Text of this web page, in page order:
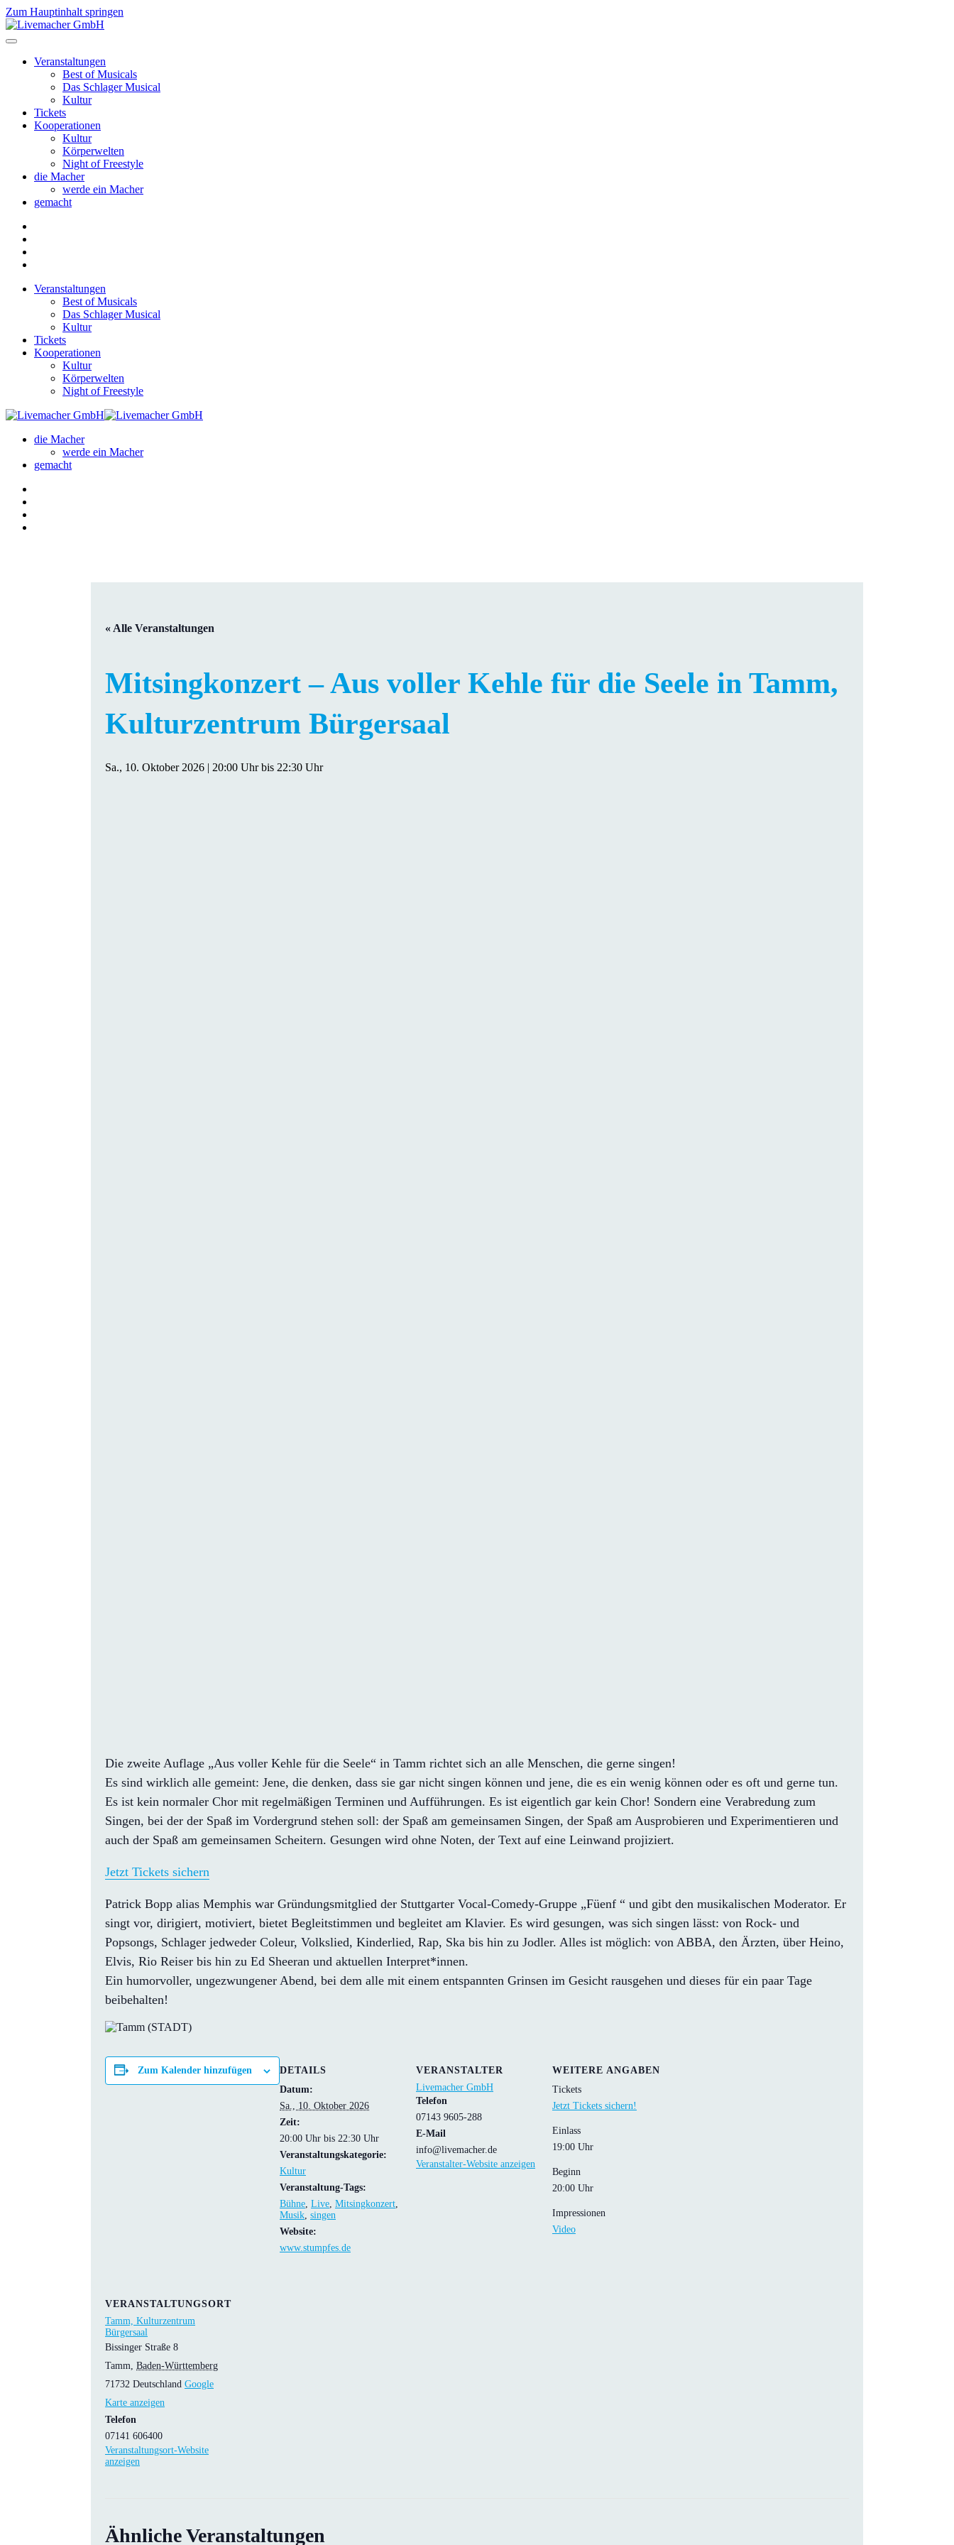
Zum Hauptinhalt springen
Veranstaltungen
Best of Musicals
Das Schlager Musical
Kultur
Tickets
Kooperationen
Kultur
Körperwelten
Night of Freestyle
die Macher
werde ein Macher
gemacht
Veranstaltungen
Best of Musicals
Das Schlager Musical
Kultur
Tickets
Kooperationen
Kultur
Körperwelten
Night of Freestyle
die Macher
werde ein Macher
gemacht
« Alle Veranstaltungen
Mitsingkonzert – Aus voller Kehle für die Seele in Tamm,
Kulturzentrum Bürgersaal
Sa., 10. Oktober 2026 | 20:00 Uhrbis 22:30 Uhr
Die zweite Auflage „Aus voller Kehle für die Seele“ in Tamm richtet sich an alle Menschen, die gerne singen!
Es sind wirklich alle gemeint: Jene, die denken, dass sie gar nicht singen können und jene, die es ein wenig können oder es oft und gerne tun.
Es ist kein normaler Chor mit regelmäßigen Terminen und Aufführungen. Es ist eigentlich gar kein Chor! Sondern eine Verabredung zum
Singen, bei der der Spaß im Vordergrund stehen soll: der Spaß am gemeinsamen Singen, der Spaß am Ausprobieren und Experimentieren und
auch der Spaß am gemeinsamen Scheitern. Gesungen wird ohne Noten, der Text auf eine Leinwand projiziert.
Jetzt Tickets sichern
Patrick Bopp alias Memphis war Gründungsmitglied der Stuttgarter Vocal-Comedy-Gruppe „Füenf “ und gibt den musikalischen Moderator. Er
singt vor, dirigiert, motiviert, bietet Begleitstimmen und begleitet am Klavier. Es wird gesungen, was sich singen lässt: von Rock- und
Popsongs, Schlager jedweder Coleur, Volkslied, Kinderlied, Rap, Ska bis hin zu Jodler. Alles ist möglich: von ABBA, den Ärzten, über Heino,
Elvis, Rio Reiser bis hin zu Ed Sheeran und aktuellen Interpret*innen.
Ein humorvoller, ungezwungener Abend, bei dem alle mit einem entspannten Grinsen im Gesicht rausgehen und dieses für ein paar Tage
beibehalten!
Zum Kalender hinzufügen
DETAILS
Datum:
Sa., 10. Oktober 2026
Zeit:
20:00 Uhr bis 22:30 Uhr
Veranstaltungskategorie:
Kultur
Veranstaltung-Tags:
Bühne Live Mitsingkonzert
Musik singen
Website:
www.stumpfes.de
VERANSTALTER
Livemacher GmbH
Telefon
07143 9605-288
E-Mail
info@livemacher.de
Veranstalter-Website anzeigen
WEITERE ANGABEN
Tickets
Jetzt Tickets sichern!
Einlass
19:00 Uhr
Beginn
20:00 Uhr
Impressionen
Video
VERANSTALTUNGSORT
Tamm, Kulturzentrum
Bürgersaal
Bissinger Straße 8
Tamm, Baden-Württemberg
71732 Deutschland Google
Karte anzeigen
Telefon
07141 606400
Veranstaltungsort-Website
anzeigen
Ähnliche Veranstaltungen